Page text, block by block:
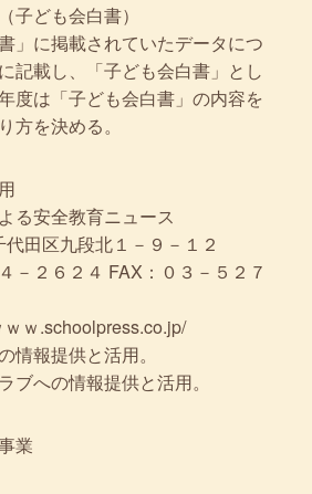
子ども会白書）
」に掲載されていたデータにつ
記載し、「子ども会白書」とし
度は「子ども会白書」の内容を
方を決める。
る安全教育ニュース
田区九段北１－９－１２
－２６２４ FAX：０３－５２７
ｗ.schoolpress.co.jp/
情報提供と活用。
ブへの情報提供と活用。
業